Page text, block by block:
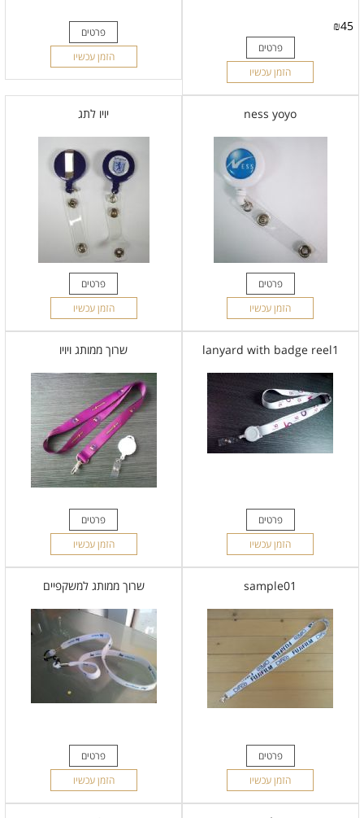
₪45
פרטים
הזמן עכשיו
פרטים
הזמן עכשיו
ness yoyo
פרטים
הזמן עכשיו
יויו לתג
פרטים
הזמן עכשיו
lanyard with badge reel1
פרטים
הזמן עכשיו
שרוך ממותג ויויו
פרטים
הזמן עכשיו
sample01
פרטים
הזמן עכשיו
שרוך ממותג למשקפיים
פרטים
הזמן עכשיו